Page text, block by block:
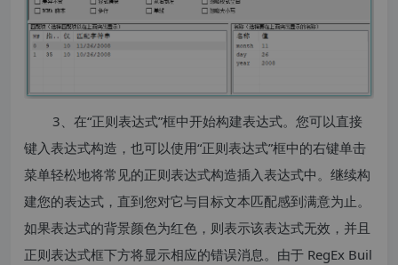
3、在“正则表达式”框中开始构建表达式。您可以直接
键入表达式构造，也可以使用“正则表达式”框中的右键单击
菜单轻松地将常见的正则表达式构造插入表达式中。继续构
建您的表达式，直到您对它与目标文本匹配感到满意为止。
如果表达式的背景颜色为红色，则表示该表达式无效，并且
正则表达式框下方将显示相应的错误消息。由于 RegEx Buil